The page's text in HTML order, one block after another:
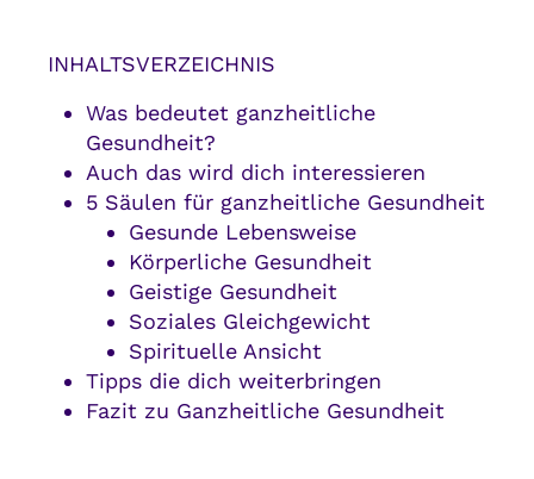
INHALTSVERZEICHNIS
Was bedeutet ganzheitliche
Gesundheit?
Auch das wird dich interessieren
5 Säulen für ganzheitliche Gesundheit
Gesunde Lebensweise
Körperliche Gesundheit
Geistige Gesundheit
Soziales Gleichgewicht
Spirituelle Ansicht
Tipps die dich weiterbringen
Fazit zu Ganzheitliche Gesundheit